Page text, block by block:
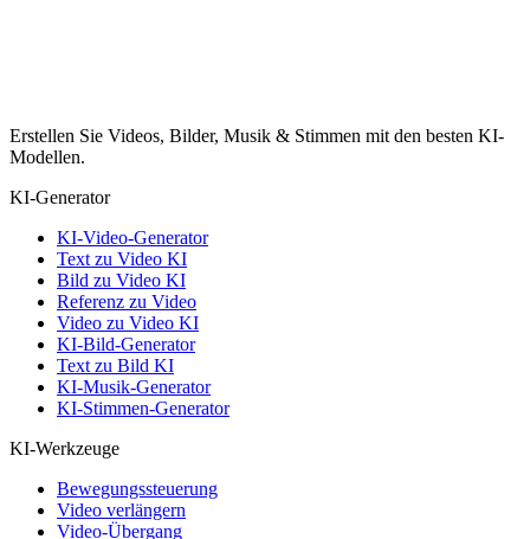
Erstellen Sie Videos, Bilder, Musik & Stimmen mit den besten KI-
Modellen.
KI-Generator
KI-Video-Generator
Text zu Video KI
Bild zu Video KI
Referenz zu Video
Video zu Video KI
KI-Bild-Generator
Text zu Bild KI
KI-Musik-Generator
KI-Stimmen-Generator
KI-Werkzeuge
Bewegungssteuerung
Video verlängern
Video-Übergang